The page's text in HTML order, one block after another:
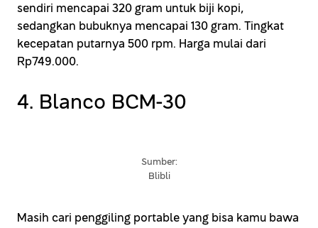
sendiri mencapai 320 gram untuk biji kopi,
sedangkan bubuknya mencapai 130 gram. Tingkat
kecepatan putarnya 500 rpm. Harga mulai dari
Rp749.000.
4. Blanco BCM-30
Sumber:
Blibli
Masih cari penggiling portable yang bisa kamu bawa